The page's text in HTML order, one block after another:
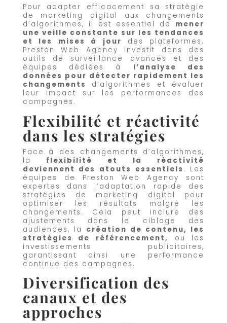
Pour adapter efficacement sa stratégie
de marketing digital aux changements
d’algorithmes, il est essentiel de mener
une veille constante sur les tendances
et les mises à jour des plateformes.
Preston Web Agency investit dans des
outils de surveillance avancés et des
équipes dédiées à l’analyse des
données pour détecter rapidement les
changements d’algorithmes et évaluer
leur impact sur les performances des
campagnes.
Flexibilité et réactivité
dans les stratégies
Face à des changements d’algorithmes,
la
flexibilité et la réactivité
deviennent des atouts essentiels . Les
équipes de Preston Web Agency sont
expertes dans l’adaptation rapide des
stratégies de marketing digital pour
optimiser les résultats malgré les
changements. Cela peut inclure des
ajustements dans le ciblage des
audiences, la création de contenu, les
stratégies de référencement,
ou les
investissements publicitaires,
garantissant ainsi une performance
continue des campagnes.
Diversification des
canaux et des
approches